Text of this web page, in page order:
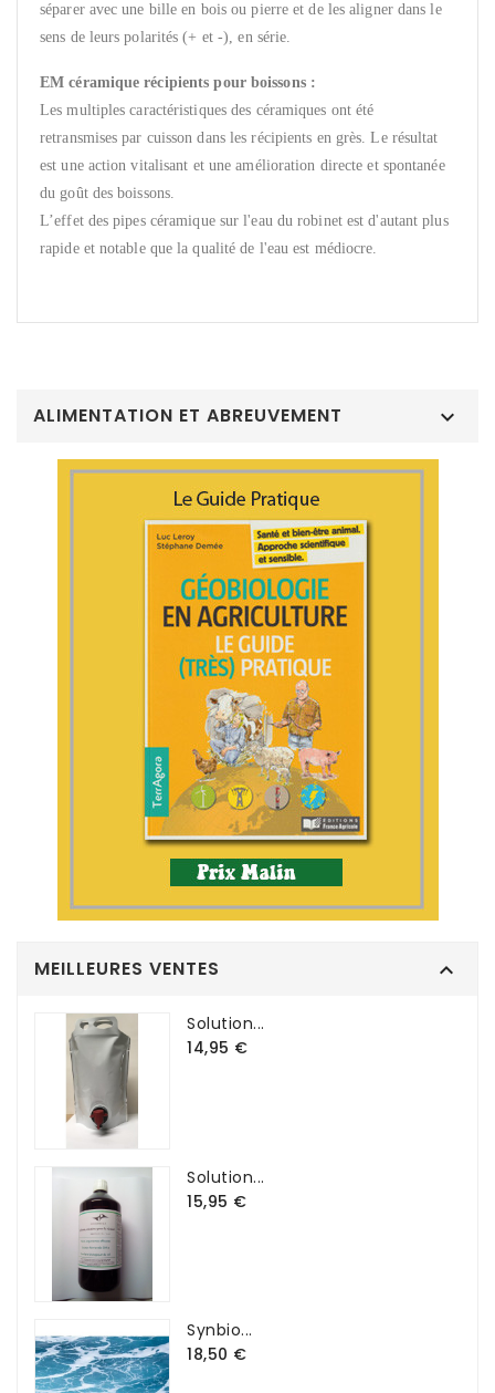
séparer avec une bille en bois ou pierre et de les aligner dans le
sens de leurs polarités (+ et -), en série.
EM céramique récipients pour boissons :
Les multiples caractéristiques des céramiques ont été
retransmises par cuisson dans les récipients en grès. Le résultat
est une action vitalisant et une amélioration directe et spontanée
du goût des boissons.
L’effet des pipes céramique sur l'eau du robinet est d'autant plus
rapide et notable que la qualité de l'eau est médiocre.
ALIMENTATION ET ABREUVEMENT 
MEILLEURES VENTES 
Solution...
14,95 €
Solution...
15,95 €
Synbio...
18,50 €